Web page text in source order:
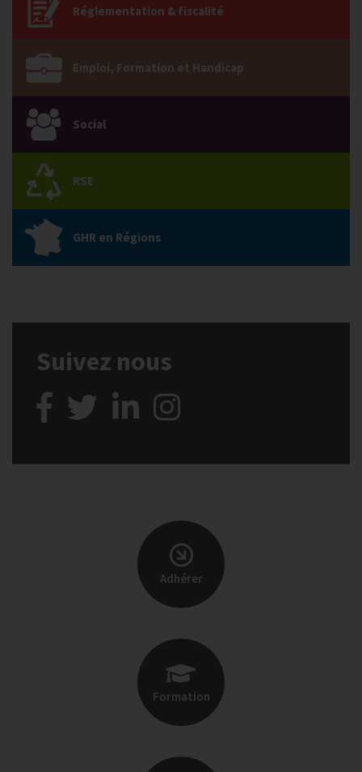
Réglementation & fiscalité
Emploi, Formation et Handicap
Social
RSE
GHR en Régions
Suivez nous
Adhérer
Formation